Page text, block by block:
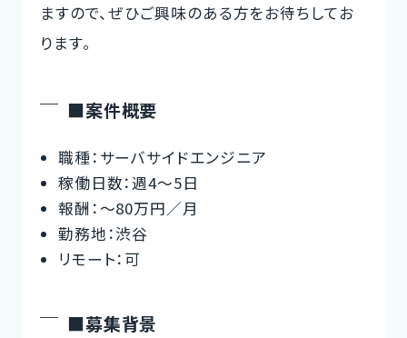
ますので、ぜひご興味のある方をお待ちしてお
ります。
■案件概要
職種：サーバサイドエンジニア
稼働日数：週4〜5日
報酬：〜80万円／月
勤務地：渋谷
リモート：可
■募集背景